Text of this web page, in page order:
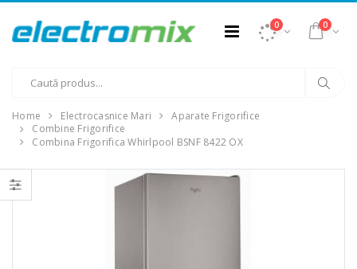
0 0
Home Electrocasnice Mari
Aparate Frigorifice
Combine Frigorifice
Combina Frigorifica Whirlpool BSNF 8422 OX